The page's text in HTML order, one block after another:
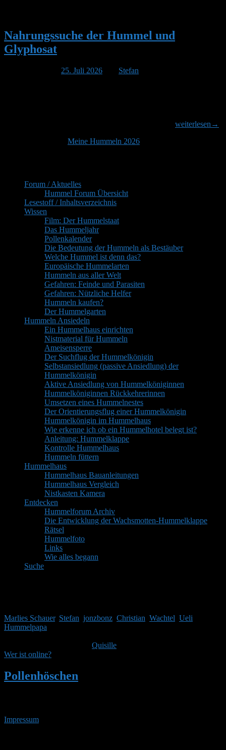
Nahrungssuche der Hummel und
Glyphosat
25. Juli 2026
Stefan
Nahrungssuche
weiterlesen →
Meine Hummeln 2026
Widgetbereich
Forum / Aktuelles
Hummel Forum Übersicht
Lesestoff / Inhaltsverzeichnis
Wissen
Film: Der Hummelstaat
Das Hummeljahr
Pollenkalender
Die Bedeutung der Hummeln als Bestäuber
Welche Hummel ist denn das?
Europäische Hummelarten
Hummeln aus aller Welt
Gefahren: Feinde und Parasiten
Gefahren: Nützliche Helfer
Hummeln kaufen?
Der Hummelgarten
Hummeln Ansiedeln
Ein Hummelhaus einrichten
Nistmaterial für Hummeln
Ameisensperre
Der Suchflug der Hummelkönigin
Selbstansiedlung (passive Ansiedlung) der
Hummelkönigin
Aktive Ansiedlung von Hummelköniginnen
Hummelköniginnen Rückkehrerinnen
Umsetzen eines Hummelnestes
Der Orientierungsflug einer Hummelkönigin
Hummelkönigin im Hummelhaus
Wie erkenne ich ob ein Hummelhotel belegt ist?
Anleitung: Hummelklappe
Kontrolle Hummelhaus
Hummeln füttern
Hummelhaus
Hummelhaus Bauanleitungen
Hummelhaus Vergleich
Nistkasten Kamera
Entdecken
Hummelforum Archiv
Die Entwicklung der Wachsmotten-Hummelklappe
Rätsel
Hummelfoto
Links
Wie alles begann
Suche
Marlies Schauer, Stefan jonzbonz Christian Wachtel Ueli
Hummelpapa
Quisille
Wer ist online?
Pollenhöschen
Impressum